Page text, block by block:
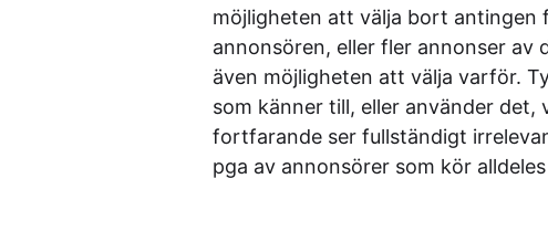
möjligheten att välja bort antingen
annonsören, eller fler annonser av
även möjligheten att välja varför.
som känner till, eller använder det,
fortfarande ser fullständigt
pga av annonsörer som kör